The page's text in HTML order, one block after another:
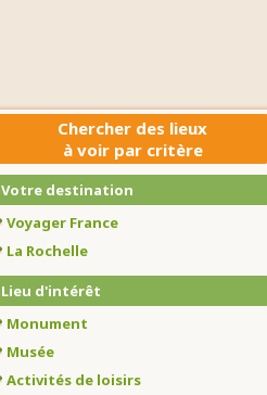
Chercher des lieux
à voir par critère
Votre destination
Voyager France
La Rochelle
Lieu d'intérêt
Monument
Musée
Activités de loisirs